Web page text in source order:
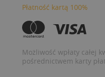
Płatność kartą 100%
Możliwość wpłaty całej
pośrednictwem karty